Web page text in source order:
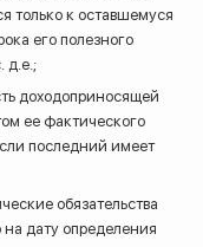
только к оставшемуся
его полезного
д.е.;
доходоприносящей
ее фактического
последний имеет
обязательства
дату определения